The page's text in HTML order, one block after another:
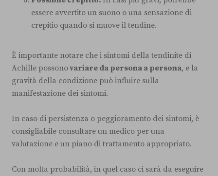
essere avvertito un suono o una sensazione di
crepitio quando si muove il tendine.
È importante notare che i sintomi della tendinite di
Achille possonovariare da persona a persona, e la
gravità della condizione può influire sulla
manifestazione dei sintomi.
In caso di persistenza o peggioramento dei sintomi, è
consigliabile consultare un medico per una
valutazione e un piano di trattamento appropriato.
Con molta probabilità, in quel caso ci sarà da eseguire